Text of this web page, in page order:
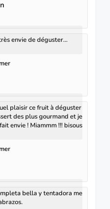
envie de déguster...
plaisir ce fruit à déguster
des plus gourmand et je
envie ! Miammm !!! bisous
bella y tentadora me